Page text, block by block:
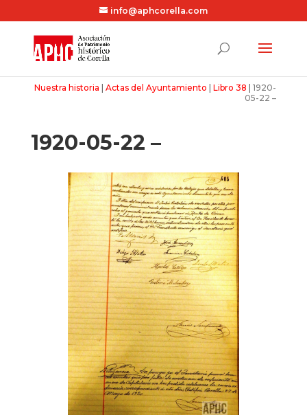
info@aphcorella.com
Nuestra historia |Actas del Ayuntamiento |Libro 38 |1920-
05-22 –
1920-05-22 –